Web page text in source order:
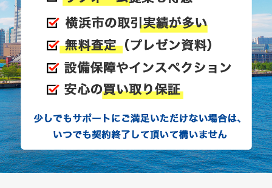
地域密着だからこそわかる相場感と査定
力
この体験を通じて気づいたのは、地元密着型の不動
産会社の方が地域の相場や値動きをよく理解してい
て、自信を持って査定してくれることです。